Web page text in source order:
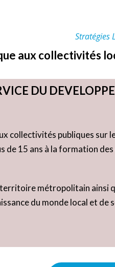
Stratégies
aux collectivités
DU
collectivités publiques sur
de 15 ans à la formation
métropolitain ainsi
du monde local et de